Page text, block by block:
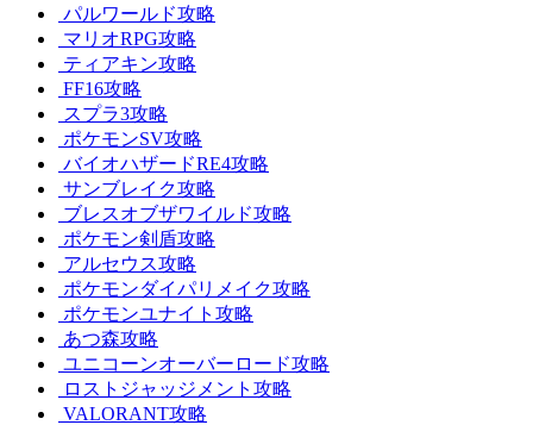
パルワールド攻略
マリオRPG攻略
ティアキン攻略
FF16攻略
スプラ3攻略
ポケモンSV攻略
バイオハザードRE4攻略
サンブレイク攻略
ブレスオブザワイルド攻略
ポケモン剣盾攻略
アルセウス攻略
ポケモンダイパリメイク攻略
ポケモンユナイト攻略
あつ森攻略
ユニコーンオーバーロード攻略
ロストジャッジメント攻略
VALORANT攻略